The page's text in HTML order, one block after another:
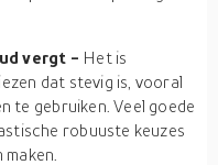
vergt - Het is
dat stevig is, vooral
te gebruiken. Veel goede
robuuste keuzes